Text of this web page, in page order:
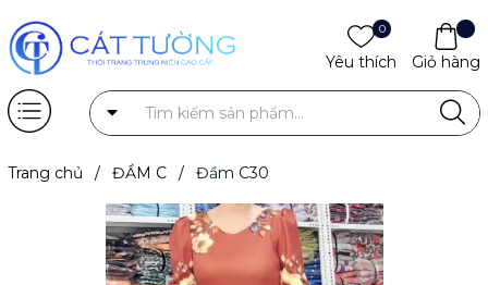
0
Yêu thích Giỏ hàng
Trang chủ / ĐẦM C / Đầm C30